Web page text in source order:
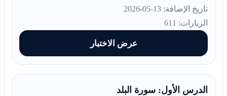
تاريخ الإضافة: 13-05-2026
الزيارات: 611
عرض الاختبار
الدرس الأول: سورة البلد